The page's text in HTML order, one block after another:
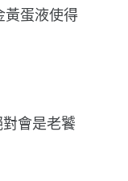
黃蛋液使得
會是老饕